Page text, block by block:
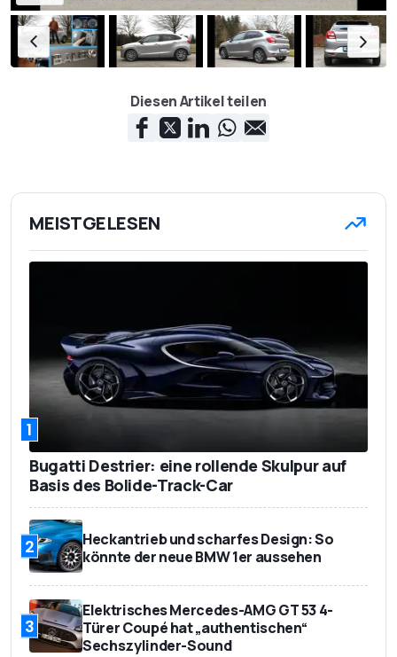
Diesen Artikel teilen
MEISTGELESEN
1
Bugatti Destrier: eine rollende Skulpur auf
Basis des Bolide-Track-Car
2
Heckantrieb und scharfes Design: So
könnte der neue BMW 1er aussehen
3
Elektrisches Mercedes-AMG GT 53 4-
Türer Coupé hat „authentischen“
Sechszylinder-Sound